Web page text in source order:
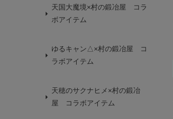
天国大魔境×村の鍛冶屋 コラ
ボアイテム
ゆるキャン△×村の鍛冶屋 コ
ラボアイテム
天穂のサクナヒメ×村の鍛冶
屋 コラボアイテム